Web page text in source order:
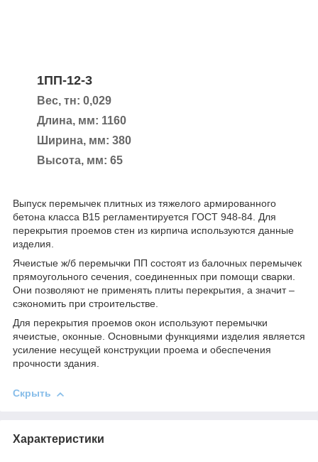
1ПП-12-3
Вес, тн: 0,029
Длина, мм: 1160
Ширина, мм: 380
Высота, мм: 65
Выпуск перемычек плитных из тяжелого армированного
бетона класса В15 регламентируется ГОСТ 948-84. Для
перекрытия проемов стен из кирпича используются данные
изделия.
Ячеистые ж/б перемычки ПП состоят из балочных перемычек
прямоугольного сечения, соединенных при помощи сварки.
Они позволяют не применять плиты перекрытия, а значит –
сэкономить при строительстве.
Для перекрытия проемов окон используют перемычки
ячеистые, оконные. Основными функциями изделия является
усиление несущей конструкции проема и обеспечения
прочности здания.
Скрыть
Характеристики